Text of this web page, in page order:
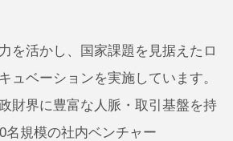
を活かし、国家課題を見据えたロ
ュベーションを実施しています。
財界に豊富な人脈・取引基盤を持
名規模の社内ベンチャー